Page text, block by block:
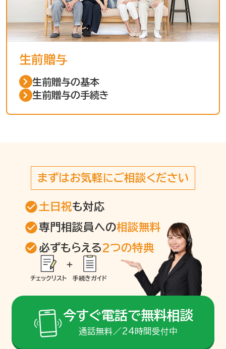
生前贈与
生前贈与の基本
生前贈与の手続き
まずはお気軽にご相談ください
土日祝も対応
専門相談員への相談無料
必ずもらえる2つの特典
チェックリスト 手続きガイド
今すぐ電話で無料相談
通話無料／24時間受付中